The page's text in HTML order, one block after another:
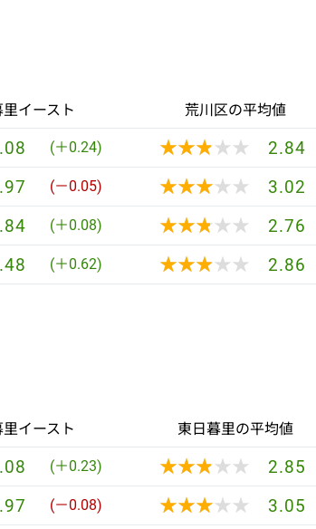
イースト 荒川区の平均値
(＋0.24) ★★★★★
★★★★★ 2.84
(－0.05) ★★★★★
★★★★★ 3.02
(＋0.08) ★★★★★
★★★★★ 2.76
(＋0.62) ★★★★★
★★★★★ 2.86
イースト 東日暮里の平均値
(＋0.23) ★★★★★
★★★★★ 2.85
(－0.08) ★★★★★
★★★★★ 3.05